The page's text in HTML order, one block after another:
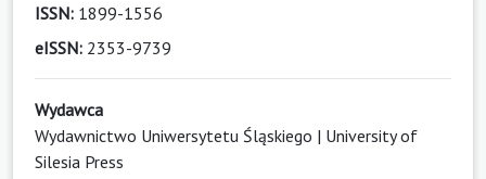
ISSN: 1899-1556
eISSN: 2353-9739
Wydawca
Wydawnictwo Uniwersytetu Śląskiego | University of
Silesia Press